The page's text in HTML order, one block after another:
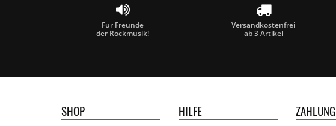
Für Freunde
der Rockmusik!
Versandkostenfrei
ab 3 Artikel
SHOP HILFE ZAHLUNG